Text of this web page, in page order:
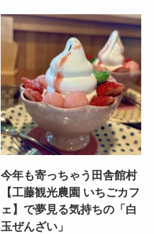
今年も寄っちゃう田舎館村
【工藤観光農園 いちごカフ
ェ】で夢見る気持ちの「白
玉ぜんざい」